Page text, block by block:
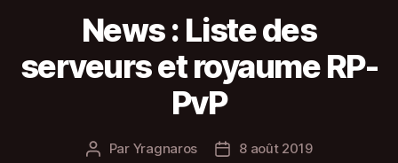
News : Liste des
serveurs et royaume RP-
PvP
Auteur
Par Yragnaros
Date8 août 2019